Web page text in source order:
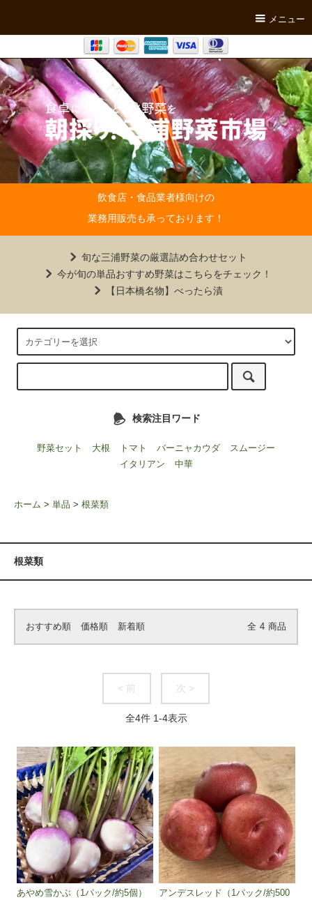
メニュー
飲食店・食品業者様向けの
業務用販売も承っております！
旬な三浦野菜の厳選詰め合わせセット
今が旬の単品おすすめ野菜はこちらをチェック！
【日本橋名物】べったら漬
検索注目ワード
野菜セット 大根 トマト バーニャカウダ
スムージー
イタリアン
中華
ホーム > 単品 > 根菜類
根菜類
おすすめ順 価格順 新着順 全 4 商品
< 前 次 >
全4件 1-4表示
あやめ雪かぶ（1パック/約5個）
アンデスレッド（1パック/約500